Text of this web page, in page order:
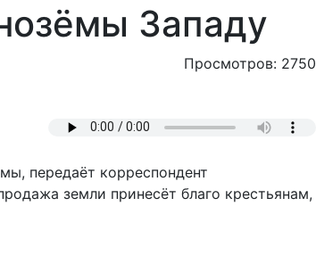
Западу
Просмотров: 2750
передаёт корреспондент
земли принесёт благо крестьянам,